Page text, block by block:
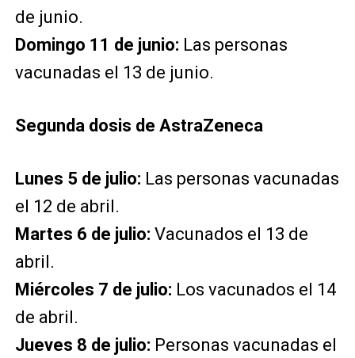
de junio.
Domingo 11 de junio: Las personas
vacunadas el 13 de junio.
Segunda dosis de AstraZeneca
Lunes 5 de julio: Las personas vacunadas
el 12 de abril.
Martes 6 de julio: Vacunados el 13 de
abril.
Miércoles 7 de julio: Los vacunados el 14
de abril.
Jueves 8 de julio: Personas vacunadas el